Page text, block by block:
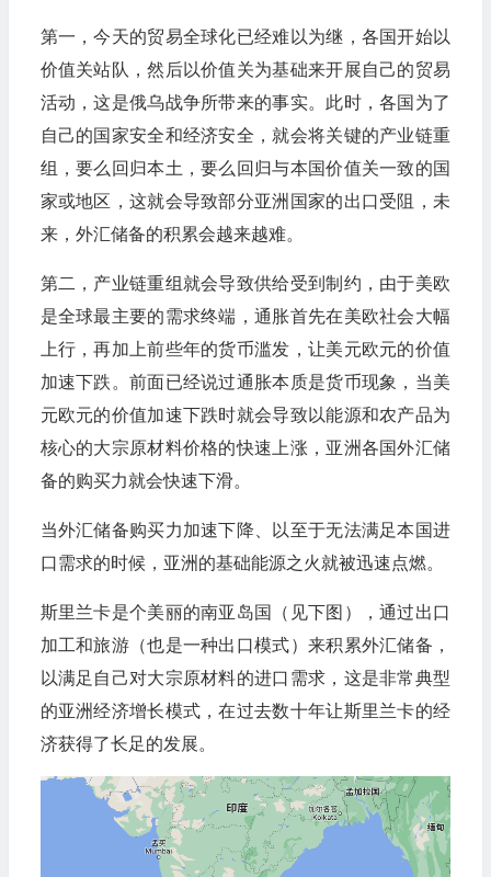
第一，今天的贸易全球化已经难以为继，各国开始以
价值关站队，然后以价值关为基础来开展自己的贸易
活动，这是俄乌战争所带来的事实。此时，各国为了
自己的国家安全和经济安全，就会将关键的产业链重
组，要么回归本土，要么回归与本国价值关一致的国
家或地区，这就会导致部分亚洲国家的出口受阻，未
来，外汇储备的积累会越来越难。
第二，产业链重组就会导致供给受到制约，由于美欧
是全球最主要的需求终端，通胀首先在美欧社会大幅
上行，再加上前些年的货币滥发，让美元欧元的价值
加速下跌。前面已经说过通胀本质是货币现象，当美
元欧元的价值加速下跌时就会导致以能源和农产品为
核心的大宗原材料价格的快速上涨，亚洲各国外汇储
备的购买力就会快速下滑。
当外汇储备购买力加速下降、以至于无法满足本国进
口需求的时候，亚洲的基础能源之火就被迅速点燃。
斯里兰卡是个美丽的南亚岛国（见下图），通过出口
加工和旅游（也是一种出口模式）来积累外汇储备，
以满足自己对大宗原材料的进口需求，这是非常典型
的亚洲经济增长模式，在过去数十年让斯里兰卡的经
济获得了长足的发展。